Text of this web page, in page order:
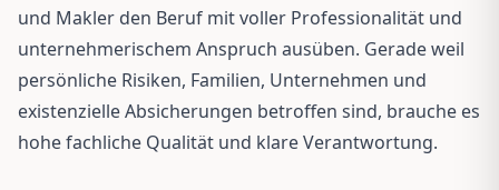
und Makler den Beruf mit voller Professionalität und
unternehmerischem Anspruch ausüben. Gerade weil
persönliche Risiken, Familien, Unternehmen und
existenzielle Absicherungen betroffen sind, brauche es
hohe fachliche Qualität und klare Verantwortung.